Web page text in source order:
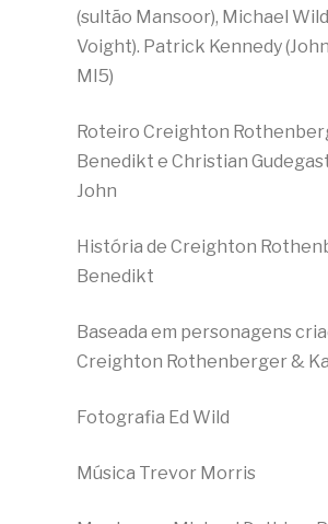
(sultão Mansoor), Michael
Voight). Patrick Kennedy
MI5)
Roteiro Creighton
Benedikt e Christian
John
História de Creighton
Benedikt
Baseada em personagens
Creighton Rothenberger &
Fotografia Ed Wild
Música Trevor Morris